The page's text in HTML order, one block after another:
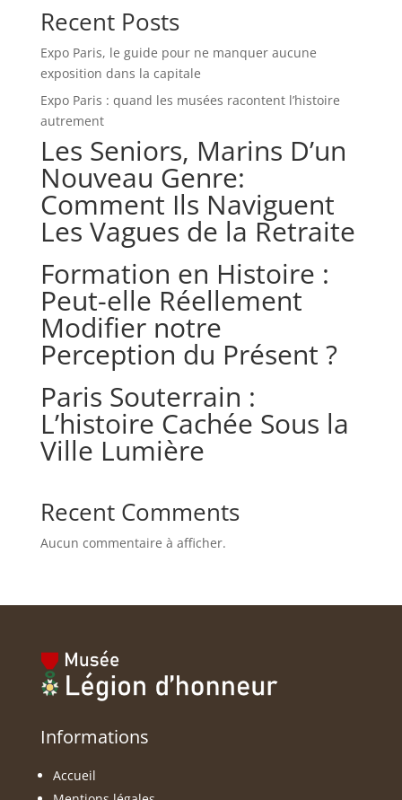
Recent Posts
Expo Paris, le guide pour ne manquer aucune
exposition dans la capitale
Expo Paris : quand les musées racontent l’histoire
autrement
Les Seniors, Marins D’un
Nouveau Genre:
Comment Ils Naviguent
Les Vagues de la Retraite
Formation en Histoire :
Peut-elle Réellement
Modifier notre
Perception du Présent ?
Paris Souterrain :
L’histoire Cachée Sous la
Ville Lumière
Recent Comments
Aucun commentaire à afficher.
Informations
Accueil